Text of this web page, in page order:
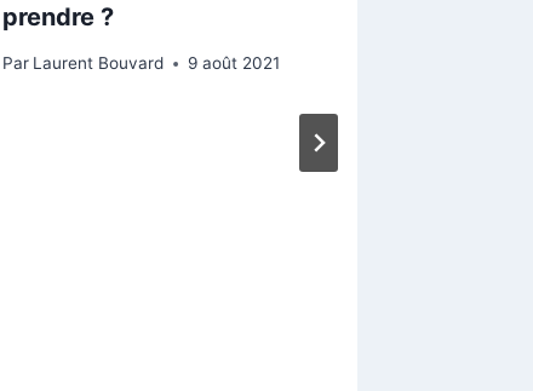
prendre ?
Par Laurent Bouvard 9 août 2021